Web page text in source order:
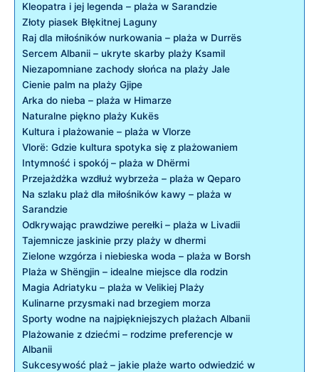
Kleopatra i jej ​legenda – plaża w‍ Sarandzie
Złoty⁣ piasek⁢ Błękitnej Laguny
Raj dla⁤ miłośników ⁢nurkowania – plaża w Durrës
Sercem ‍Albanii – ukryte skarby plaży Ksamil
Niezapomniane zachody słońca na ​plaży Jale
Cienie palm na plaży⁢ Gjipe
Arka do ⁣nieba – plaża w Himarze
Naturalne piękno ​plaży ⁢Kukës
Kultura i plażowanie – plaża w Vlorze
Vlorë: ⁤Gdzie kultura spotyka się z⁢ plażowaniem
Intymność i spokój ⁣– plaża w Dhërmi
Przejażdżka wzdłuż wybrzeża‌ – plaża w ⁤Qeparo
Na szlaku plaż dla miłośników kawy – plaża w
Sarandzie
Odkrywając​ prawdziwe perełki – plaża w ⁤Livadii
Tajemnicze jaskinie przy plaży w dhermi
Zielone wzgórza i⁢ niebieska woda – plaża w Borsh
Plaża w⁤ Shëngjin – idealne miejsce dla rodzin
Magia ​Adriatyku – plaża w Velikiej Plaży
Kulinarne przysmaki ‌nad‍ brzegiem morza
Sporty wodne ‌na ⁢najpiękniejszych‌ plażach Albanii
Plażowanie z dziećmi – rodzime preferencje w
Albanii
Sukcesywość plaż​ – jakie plaże warto odwiedzić w